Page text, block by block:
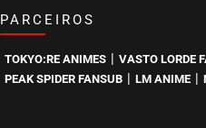
PARCEIROS
TOKYO:RE ANIMES VASTO LORDE
PEAK SPIDER FANSUB LM ANIME